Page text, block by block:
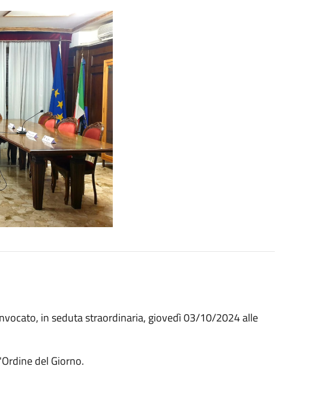
in seduta straordinaria, giovedì 03/10/2024 alle
del Giorno.